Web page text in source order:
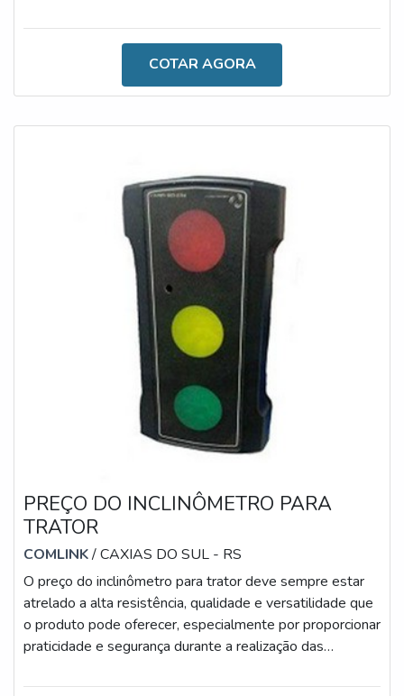
Sendo assim, é um excelente investimento a ser feito.Ao
importante ressaltar que, através dele, é possível obter
as medidas de inclinações frontais e laterais do
COTAR AGORA
PREÇO DO INCLINÔMETRO PARA
TRATOR
COMLINK/ CAXIAS DO SUL - RS
O preço do inclinômetro para trator deve sempre estar
atrelado a alta resistência, qualidade e versatilidade que
o produto pode oferecer, especialmente por proporcionar
praticidade e segurança durante a realização das
ao equipamento e operador.Diante dessas vantagens, o